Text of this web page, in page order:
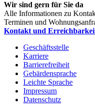
Wir sind gern für Sie da
Alle Informationen zu
Terminen und
Kontakt und
Geschäftsstelle
Karriere
Barrierefreiheit
Gebärdensprache
Leichte Sprache
Impressum
Datenschutz